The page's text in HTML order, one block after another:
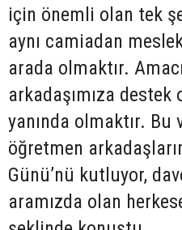
için önemli olan tek
aynı camiadan
arada olmaktır.
arkadaşımıza destek
yanında olmaktır. Bu
öğretmen
Günü’nü kutluyor,
aramızda olan